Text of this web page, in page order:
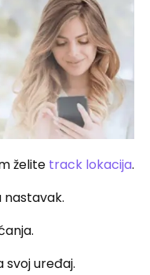
želite track lokacija.
svoj uređaj.